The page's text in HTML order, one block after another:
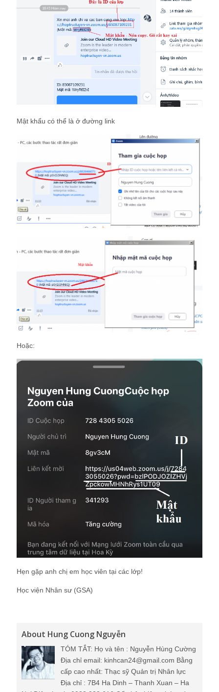
Mật khẩu có thể là ở đường link
Hoặc:
Hẹn gặp anh chị em học viên tại các lớp!
Học viện Nhân sư (GSA)
About Hung Cuong Nguyễn
TÓM TẮT: Họ và tên : Nguyễn Hùng Cường
Địa chỉ email: kinhcan24@gmail.com Bằng
cấp cao nhất: Thạc sỹ Quản trị Nhân lực
Địa chỉ : 7B4 Ha Dinh – Thanh Xuan – Ha